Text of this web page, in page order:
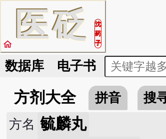
医砭
沈
药
子
home
数据库 电子书
方剂大全 拼音
搜
方名 毓麟丸